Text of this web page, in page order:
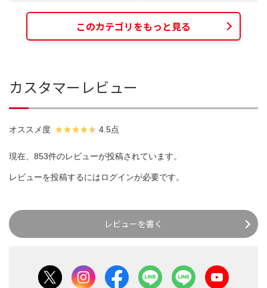
このカテゴリをもっと見る
カスタマーレビュー
オススメ度 4.5点
現在、853件のレビューが投稿されています。
レビューを投稿するにはログインが必要です。
レビューを書く